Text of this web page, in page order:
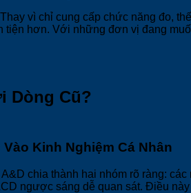
vì chỉ cung cấp chức năng đo,
hơn. Với những đơn vị đang
Dòng Cũ?
Kinh Nghiệm Cá Nhân
chia thành hai nhóm rõ ràng: các
ngược sáng dễ quan sát. Điều